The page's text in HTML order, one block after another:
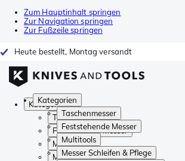
Zum Hauptinhalt springen
Zur Navigation springen
Zur Fußzeile springen
Heute bestellt, Montag versandt
Kategorien
Taschenmesser
Feststehende Messer
Multitools
Messer Schleifen & Pflege
Kategorien
Taschenmesser
Feststehende Messer
Multitools
Messer Schleifen & Pflege